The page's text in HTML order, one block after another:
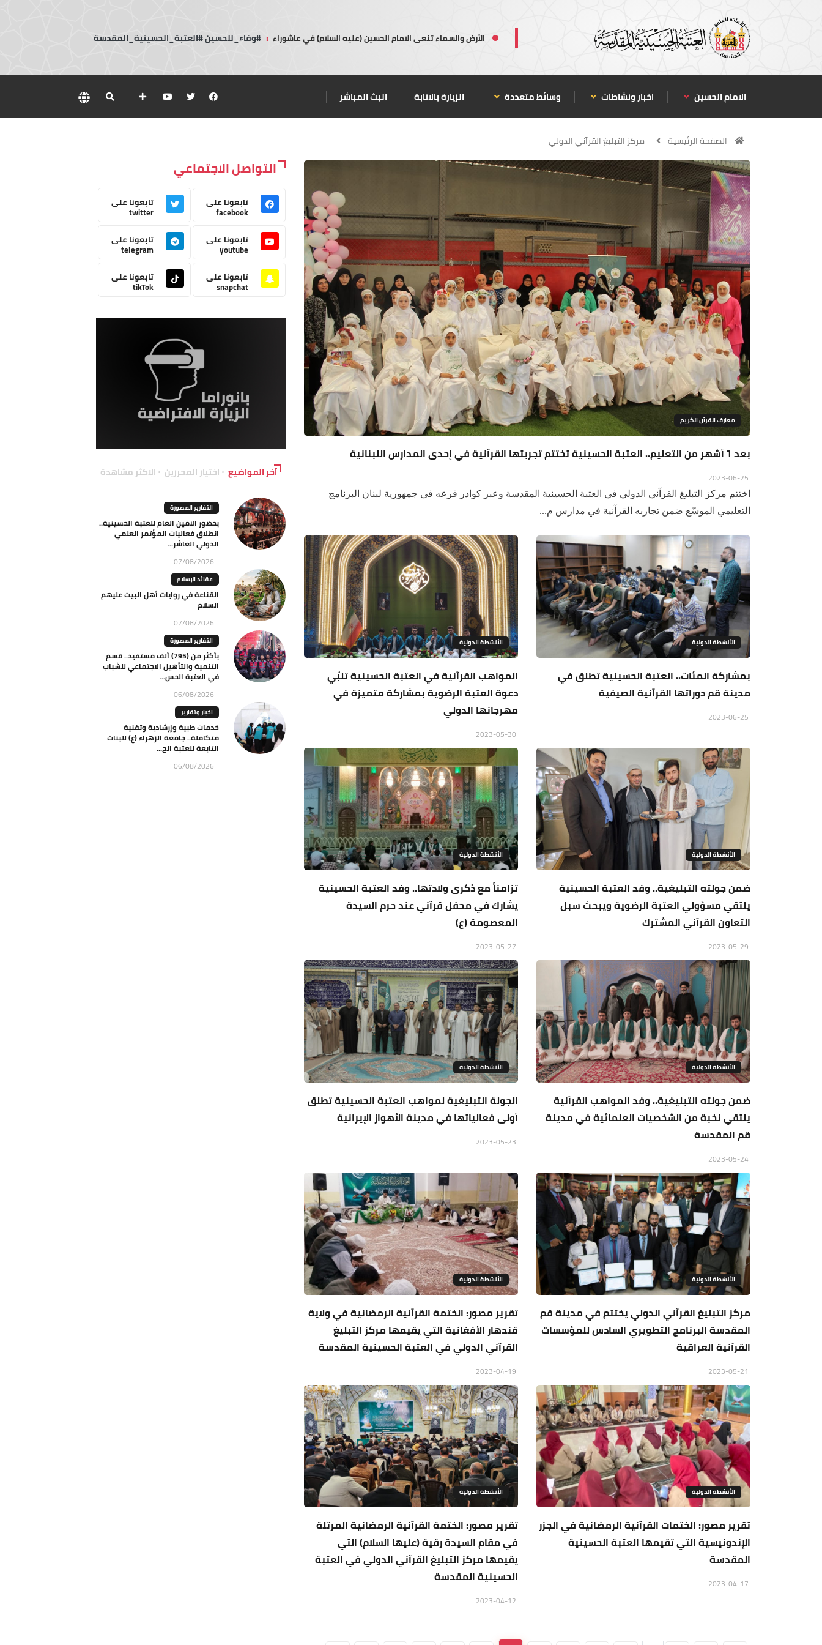
الأرض والسماء تنعى الامام الحسين (عليه السلام) في عاشوراء : #وفاء_للحسين #العتبة_الحسينية_المقدسة
الامام الحسين اخبار ونشاطات وسائط متعددة الزيارة بالانابة البث المباشر
الصفحة الرئيسية مركز التبليغ القرآني الدولي
معارف القرآن الكريم
بعد ٦ أشهر من التعليم.. العتبة الحسينية تختتم تجربتها القرآنية في إحدى المدارس اللبنانية
اختتم مركز التبليغ القرآني الدولي في العتبة الحسينية المقدسة وعبر كوادر فرعه في جمهورية لبنان البرنامج
التعليمي الموسّع ضمن تجاربه القرآنية في مدارس م...
الأنشطة الدولية
بمشاركة المئات.. العتبة الحسينية تطلق في
مدينة قم دوراتها القرآنية الصيفية
الأنشطة الدولية
المواهب القرآنية في العتبة الحسينية تلبّي
دعوة العتبة الرضوية بمشاركة متميزة في
مهرجانها الدولي
الأنشطة الدولية
ضمن جولته التبليغية.. وفد العتبة الحسينية
يلتقي مسؤولي العتبة الرضوية ويبحث سبل
التعاون القرآني المشترك
الأنشطة الدولية
تزامناً مع ذكرى ولادتها.. وفد العتبة الحسينية
يشارك في محفل قرآني عند حرم السيدة
المعصومة (ع)
الأنشطة الدولية
ضمن جولته التبليغية.. وفد المواهب القرآنية
يلتقي نخبة من الشخصيات العلمائية في مدينة
قم المقدسة
الأنشطة الدولية
الجولة التبليغية لمواهب العتبة الحسينية تطلق
أولى فعالياتها في مدينة الأهواز الإيرانية
الأنشطة الدولية
مركز التبليغ القرآني الدولي يختتم في مدينة قم
المقدسة البرنامج التطويري السادس للمؤسسات
القرآنية العراقية
الأنشطة الدولية
تقرير مصور: الختمة القرآنية الرمضانية في ولاية
قندهار الأفغانية التي يقيمها مركز التبليغ
القرآني الدولي في العتبة الحسينية المقدسة
الأنشطة الدولية
تقرير مصور: الختمات القرآنية الرمضانية في الجزر
الإندونيسية التي تقيمها العتبة الحسينية
المقدسة
الأنشطة الدولية
تقرير مصور: الختمة القرآنية الرمضانية المرتلة
في مقام السيدة رقية (عليها السلام) التي
يقيمها مركز التبليغ القرآني الدولي في العتبة
الحسينية المقدسة
التواصل الاجتماعي
تابعونا على
facebook
تابعونا على
twitter
تابعونا على
youtube
تابعونا على
telegram
تابعونا على
snapchat
تابعونا على
tikTok
آخر المواضيع اختيار المحررين الاكثر مشاهدة
التقارير المصورة
بحضور الامين العام للعتبة الحسينية..
انطلاق فعاليات المؤتمر العلمي
الدولي العاشر...
07/08/2026
عقائد الإسلام
القناعة في روايات أهل البيت عليهم
السلام
07/08/2026
التقارير المصورة
بأكثر من (795) ألف مستفيد.. قسم
التنمية والتأهيل الاجتماعي للشباب
في العتبة الحس...
06/08/2026
اخبار وتقارير
خدمات طبية وإرشادية وتقنية
متكاملة.. جامعة الزهراء (ع) للبنات
التابعة للعتبة الح...
06/08/2026